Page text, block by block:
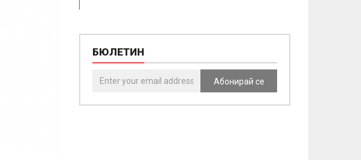
БЮЛЕТИН
Абонирай се